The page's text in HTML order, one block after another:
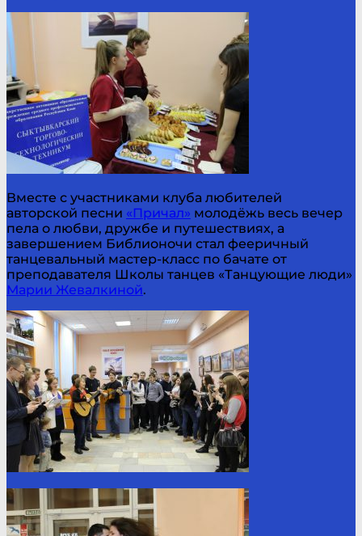
Вместе с участниками клуба любителей
авторской песни «Причал» молодёжь весь вечер
пела о любви, дружбе и путешествиях, а
завершением Библионочи стал фееричный
танцевальный мастер-класс по бачате от
преподавателя Школы танцев «Танцующие люди»
Марии Жевалкиной.